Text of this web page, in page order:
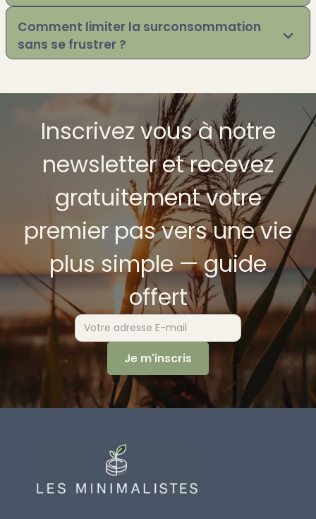
Comment limiter la surconsommation
sans se frustrer ?
Inscrivez vous à notre
newsletter et recevez
gratuitement votre
premier pas vers une vie
plus simple — guide
offert